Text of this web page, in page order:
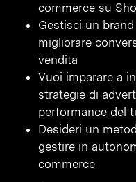
commerce su
Gestisci un
migliorare
vendita
Vuoi imparare a
strategie di
performance del
Desideri un
gestire in
commerce